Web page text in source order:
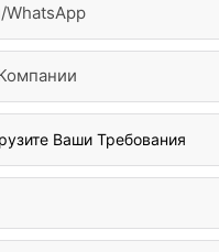
Ваши Требования